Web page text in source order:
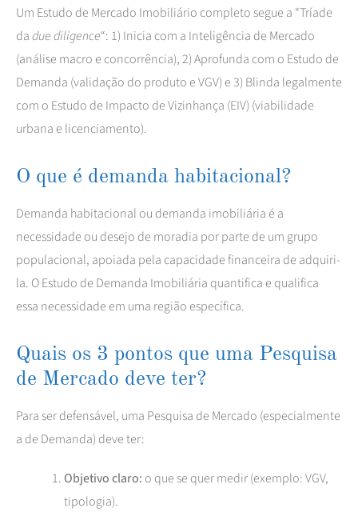
Um Estudo de Mercado Imobiliário completo segue a “Tríade
dadue diligence“: 1) Inicia com a Inteligência de Mercado
(análise macro e concorrência), 2) Aprofunda com o Estudo de
Demanda (validação do produto e VGV) e 3) Blinda legalmente
com o Estudo de Impacto de Vizinhança (EIV) (viabilidade
urbana e licenciamento).
O que é demanda habitacional?
Demanda habitacional ou demanda imobiliária é a
necessidade ou desejo de moradia por parte de um grupo
populacional, apoiada pela capacidade financeira de adquiri-
la. O Estudo de Demanda Imobiliária quantifica e qualifica
essa necessidade em uma região específica.
Quais os 3 pontos que uma Pesquisa
de Mercado deve ter?
Para ser defensável, uma Pesquisa de Mercado (especialmente
a de Demanda) deve ter:
Objetivo claro: o que se quer medir (exemplo: VGV,
tipologia).